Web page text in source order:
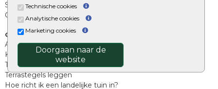
Technische cookies
Analytische cookies
Marketing cookies
Doorgaan naar de
website
Split, grind en zand
Oprit tegels
Overig
Aanbiedingen
Kunstgras
Tuintegels outlet
Terrastegels leggen
Hoe richt ik een landelijke tuin in?